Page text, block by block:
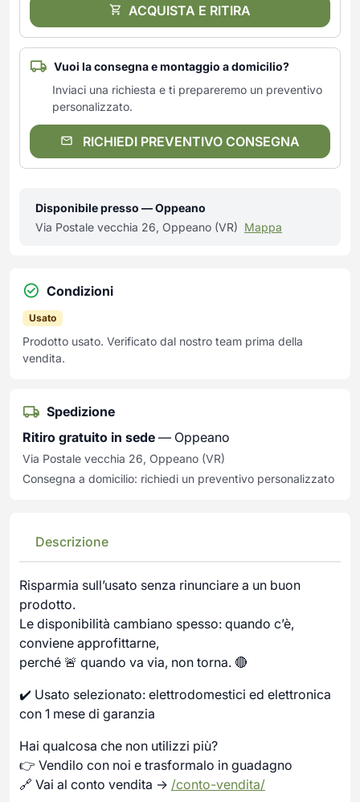
ACQUISTA E RITIRA
Vuoi la consegna e montaggio a domicilio?
Inviaci una richiesta e ti prepareremo un preventivo
personalizzato.
RICHIEDI PREVENTIVO CONSEGNA
Disponibile presso — Oppeano
Via Postale vecchia 26, Oppeano (VR) Mappa
Condizioni
Usato
Prodotto usato. Verificato dal nostro team prima della
vendita.
Spedizione
Ritiro gratuito in sede — Oppeano
Via Postale vecchia 26, Oppeano (VR)
Consegna a domicilio: richiedi un preventivo personalizzato
Descrizione
Risparmia sull’usato senza rinunciare a un buon
prodotto.
Le disponibilità cambiano spesso: quando c’è,
conviene approfittarne,
perché 🚨 quando va via, non torna. 🔴
✔️ Usato selezionato: elettrodomestici ed elettronica
con 1 mese di garanzia
Hai qualcosa che non utilizzi più?
👉 Vendilo con noi e trasformalo in guadagno
🔗 Vai al conto vendita → /conto-vendita/